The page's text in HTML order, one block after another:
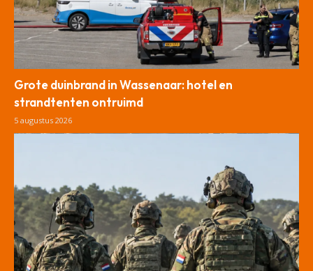
Grote duinbrand in Wassenaar: hotel en
strandtenten ontruimd
5 augustus 2026